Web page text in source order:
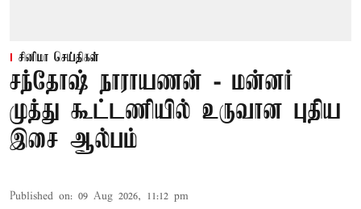
சினிமா செய்திகள்
சந்தோஷ் நாராயணன் - மன்னர்
முத்து கூட்டணியில் உருவான புதிய
இசை ஆல்பம்
Published on: 09 Aug 2026, 11:12 pm